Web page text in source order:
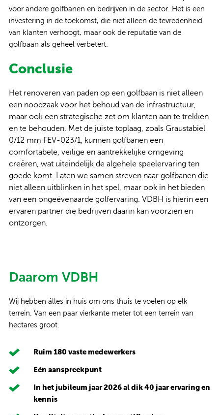
voor andere golfbanen en bedrijven in de sector. Het is een
investering in de toekomst, die niet alleen de tevredenheid
van klanten verhoogt, maar ook de reputatie van de
golfbaan als geheel verbetert.
Conclusie
Het renoveren van paden op een golfbaan is niet alleen
een noodzaak voor het behoud van de infrastructuur,
maar ook een strategische zet om klanten aan te trekken
en te behouden. Met de juiste toplaag, zoals Graustabiel
0/12 mm FEV-023/1, kunnen golfbanen een
comfortabele, veilige en aantrekkelijke omgeving
creëren, wat uiteindelijk de algehele speelervaring ten
goede komt. Laten we samen streven naar golfbanen die
niet alleen uitblinken in het spel, maar ook in het bieden
van een ongeëvenaarde golfervaring. VDBH is hierin een
ervaren partner die bedrijven daarin kan voorzien en
ontzorgen.
Daarom VDBH
Wij hebben álles in huis om ons thuis te voelen op elk
terrein. Van een paar vierkante meter tot een terrein van
hectares groot.
Ruim 180 vaste medewerkers
Eén aanspreekpunt
In het jubileum jaar 2026 al dik 40 jaar ervaring en
kennis